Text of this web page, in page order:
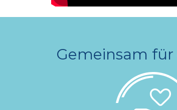
Gemeinsam für